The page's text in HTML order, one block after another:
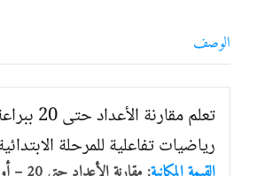
الوصف
تعلم
رياضيات تفاعلية للمرحلة